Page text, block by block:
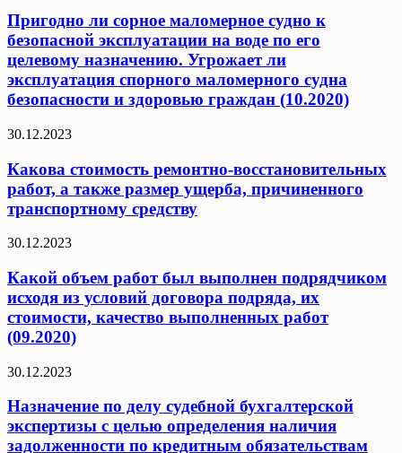
Пригодно ли сорное маломерное судно к
безопасной эксплуатации на воде по его
целевому назначению. Угрожает ли
эксплуатация спорного маломерного судна
безопасности и здоровью граждан (10.2020)
30.12.2023
Какова стоимость ремонтно-восстановительных
работ, а также размер ущерба, причиненного
транспортному средству
30.12.2023
Какой объем работ был выполнен подрядчиком
исходя из условий договора подряда, их
стоимости, качество выполненных работ
(09.2020)
30.12.2023
Назначение по делу судебной бухгалтерской
экспертизы с целью определения наличия
задолженности по кредитным обязательствам